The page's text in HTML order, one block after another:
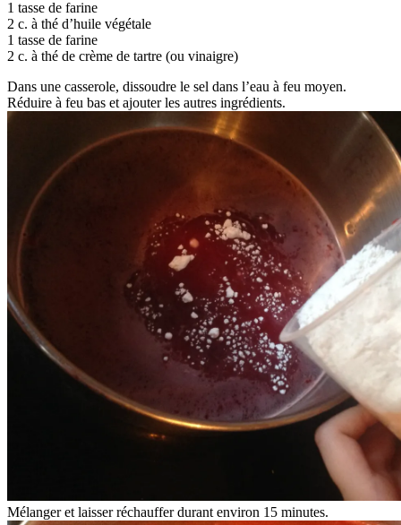
1 tasse de farine
2 c. à thé d’huile végétale
1 tasse de farine
2 c. à thé de crème de tartre (ou vinaigre)
Dans une casserole, dissoudre le sel dans l’eau à feu moyen.
Réduire à feu bas et ajouter les autres ingrédients.
Mélanger et laisser réchauffer durant environ 15 minutes.